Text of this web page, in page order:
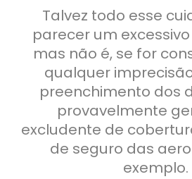
Talvez todo esse
parecer um
mas não é, se for
qualquer
preenchimento dos
provavelmente
excludente de
de seguro das
exemplo.